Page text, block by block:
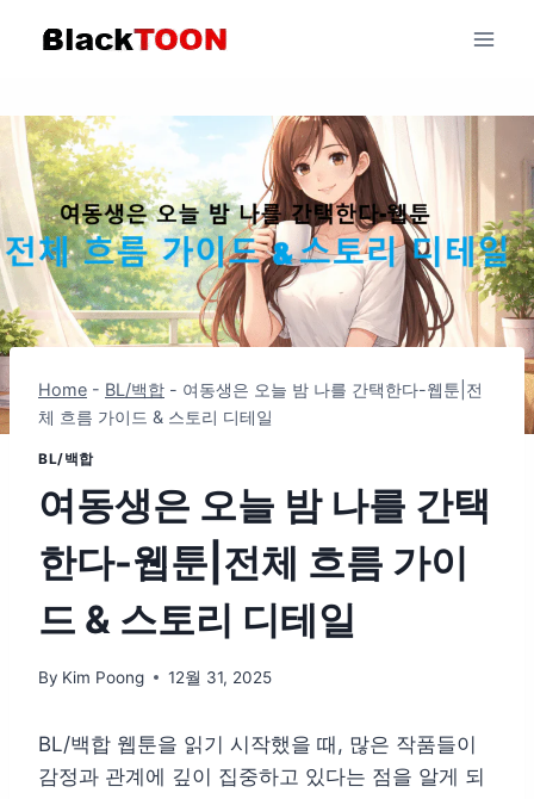
Home - BL/백합 - 여동생은 오늘 밤 나를 간택한다-웹툰|전
체 흐름 가이드 & 스토리 디테일
BL/백합
여동생은 오늘 밤 나를 간택
한다-웹툰|전체 흐름 가이
드 & 스토리 디테일
By Kim Poong 12월 31, 2025
BL/백합 웹툰을 읽기 시작했을 때, 많은 작품들이
감정과 관계에 깊이 집중하고 있다는 점을 알게 되